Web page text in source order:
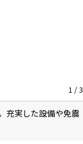
1 / 3
充実した設備や免震